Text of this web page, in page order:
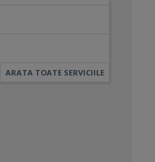
ARATA TOATE SERVICIILE